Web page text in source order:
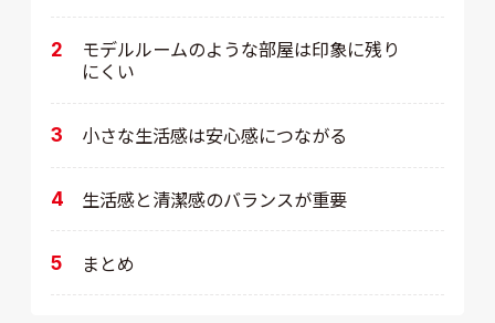
モデルルームのような部屋は印象に残り
にくい
小さな生活感は安心感につながる
生活感と清潔感のバランスが重要
まとめ